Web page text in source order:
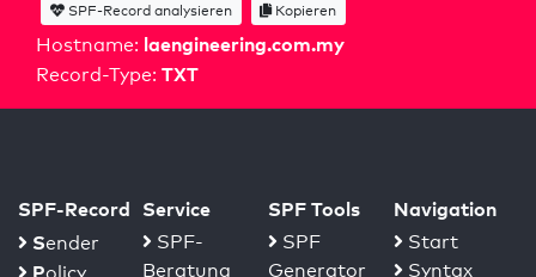
Hostname: laengineering.com.my
Record-Type: TXT
SPF-Record analysieren Kopieren
SPF-Record
Sender
Service
SPF-
Beratung
SPF Tools
SPF
Generator
Navigation
Start
Syntax